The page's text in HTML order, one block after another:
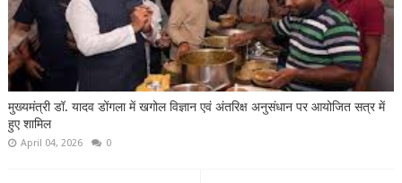
मुख्यमंत्री डॉ. यादव डोंगला में खगोल विज्ञान एवं अंतरिक्ष अनुसंधान पर आयोजित सत्र में
हुए शामिल
April 04, 2026 0